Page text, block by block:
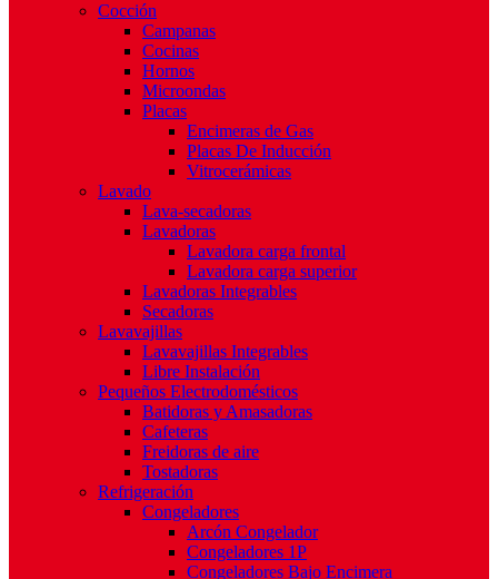
Cocción
Campanas
Cocinas
Hornos
Microondas
Placas
Encimeras de Gas
Placas De Inducción
Vitrocerámicas
Lavado
Lava-secadoras
Lavadoras
Lavadora carga frontal
Lavadora carga superior
Lavadoras Integrables
Secadoras
Lavavajillas
Lavavajillas Integrables
Libre Instalación
Pequeños Electrodomésticos
Batidoras y Amasadoras
Cafeteras
Freidoras de aire
Tostadoras
Refrigeración
Congeladores
Arcón Congelador
Congeladores 1P
Congeladores Bajo Encimera